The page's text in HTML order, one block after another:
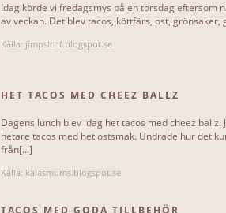
Idag körde vi fredagsmys på en torsdag eftersom
av veckan. Det blev tacos, köttfärs, ost, grönsaker,
Källa: jimpslchf.blogspot.se
HET TACOS MED CHEEZ BALLZ
Dagens lunch blev idag het tacos med cheez ballz.
hetare tacos med het ostsmak. Undrade hur det
från[...]
Källa: kalasmums.blogspot.se
TACOS MED GODA TILLBEHÖR